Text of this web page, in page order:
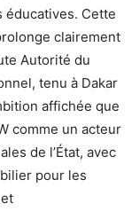
Cette
clairement
Autorité du
tenu à Dakar
affichée que
comme un acteur
de l’État, avec
pour les